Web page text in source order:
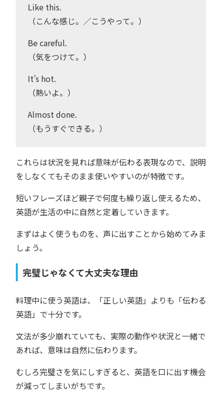
Like this.
（こんな感じ。／こうやって。）
Be careful.
（気をつけて。）
It’s hot.
（熱いよ。）
Almost done.
（もうすぐできる。）
これらは状況を見れば意味が伝わる表現なので、説明
をしなくてもそのまま使いやすいのが特徴です。
短いフレーズほど親子で何度も繰り返し使えるため、
英語が生活の中に自然と定着していきます。
まずはよく使うものを、声に出すことから始めてみま
しょう。
完璧じゃなくて大丈夫な理由
料理中に使う英語は、「正しい英語」よりも「伝わる
英語」で十分です。
文法が多少崩れていても、実際の動作や状況と一緒で
あれば、意味は自然に伝わります。
むしろ完璧さを気にしすぎると、英語を口に出す機会
が減ってしまいがちです。